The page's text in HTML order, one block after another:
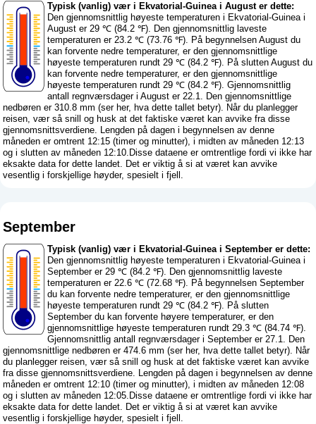
Typisk (vanlig) vær i Ekvatorial-Guinea i August er dette:
Den gjennomsnittlig høyeste temperaturen i Ekvatorial-Guinea i
August er 29 ℃ (84.2 ℉). Den gjennomsnittlig laveste
temperaturen er 23.2 ℃ (73.76 ℉). På begynnelsen August du
kan forvente nedre temperaturer, er den gjennomsnittlige
høyeste temperaturen rundt 29 ℃ (84.2 ℉). På slutten August du
kan forvente nedre temperaturer, er den gjennomsnittlige
høyeste temperaturen rundt 29 ℃ (84.2 ℉). Gjennomsnittlig
antall regnværsdager i August er 22.1. Den gjennomsnittlige
nedbøren er 310.8 mm (ser her, hva dette tallet betyr). Når du planlegger
reisen, vær så snill og husk at det faktiske været kan avvike fra disse
gjennomsnittsverdiene. Lengden på dagen i begynnelsen av denne
måneden er omtrent 12:15 (timer og minutter), i midten av måneden 12:13
og i slutten av måneden 12:10.Disse dataene er omtrentlige fordi vi ikke har
eksakte data for dette landet. Det er viktig å si at været kan avvike
vesentlig i forskjellige høyder, spesielt i fjell.
September
Typisk (vanlig) vær i Ekvatorial-Guinea i September er dette:
Den gjennomsnittlig høyeste temperaturen i Ekvatorial-Guinea i
September er 29 ℃ (84.2 ℉). Den gjennomsnittlig laveste
temperaturen er 22.6 ℃ (72.68 ℉). På begynnelsen September
du kan forvente nedre temperaturer, er den gjennomsnittlige
høyeste temperaturen rundt 29 ℃ (84.2 ℉). På slutten
September du kan forvente høyere temperaturer, er den
gjennomsnittlige høyeste temperaturen rundt 29.3 ℃ (84.74 ℉).
Gjennomsnittlig antall regnværsdager i September er 27.1. Den
gjennomsnittlige nedbøren er 474.6 mm (ser her, hva dette tallet betyr). Når
du planlegger reisen, vær så snill og husk at det faktiske været kan avvike
fra disse gjennomsnittsverdiene. Lengden på dagen i begynnelsen av denne
måneden er omtrent 12:10 (timer og minutter), i midten av måneden 12:08
og i slutten av måneden 12:05.Disse dataene er omtrentlige fordi vi ikke har
eksakte data for dette landet. Det er viktig å si at været kan avvike
vesentlig i forskjellige høyder, spesielt i fjell.